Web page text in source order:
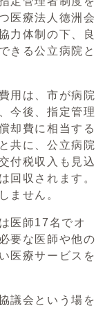
医療法人徳洲会
力体制の下、良
きる公立病院と
用は、市が病院
今後、指定管理
却費に相当する
共に、公立病院
付税収入も見込
回収されます。
ません。
医師17名でオ
要な医師や他の
医療サービスを
議会という場を